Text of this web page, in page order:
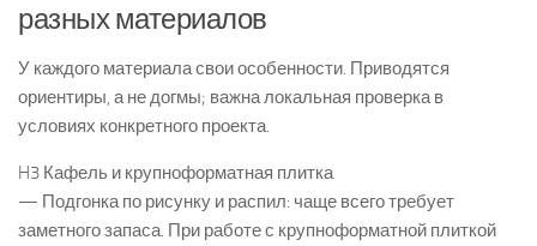
разных материалов
У каждого материала свои особенности. Приводятся
ориентиры, а не догмы; важна локальная проверка в
условиях конкретного проекта.
H3 Кафель и крупноформатная плитка
— Подгонка по рисунку и распил: чаще всего требует
заметного запаса. При работе с крупноформатной плиткой